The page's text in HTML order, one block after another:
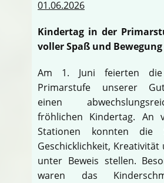
01.06.2026
Kindertag in der
voller Spaß und Bewegung
Am 1. Juni feierten
Primarstufe unserer
einen
fröhlichen Kindertag. An
Stationen konnten die
Geschicklichkeit,
unter Beweis stellen.
waren das